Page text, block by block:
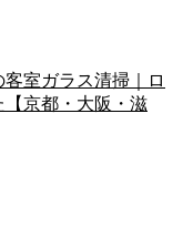
室ガラス清掃｜ロ
京都・大阪・滋